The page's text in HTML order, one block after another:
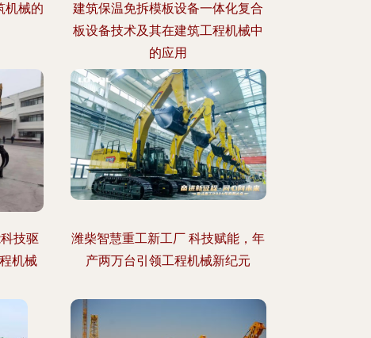
机械的
建筑保温免拆模板设备一体化复合
板设备技术及其在建筑工程机械中
的应用
技驱
机械
潍柴智慧重工新工厂 科技赋能，年
产两万台引领工程机械新纪元